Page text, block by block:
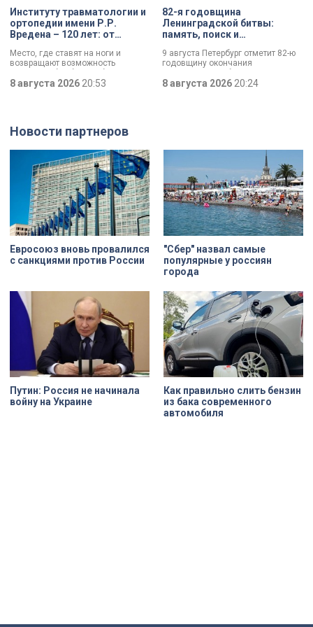
Институту травматологии и
ортопедии имени Р.Р.
Вредена – 120 лет: от
до передового
медицинского центра
Место, где ставят на ноги и
возвращают возможность
двигаться без боли. Юбилей
отмечает Институт травматологии
и ортопедии имени Р.Р. Вредена.
8 августа 2026 20:53
82-я годовщина
Ленинградской битвы:
память, поиск и
9 августа Петербург отметит 82-ю
годовщину окончания
Ленинградской битвы. Это День
воинской славы, который был
официально установлен в апреле
8 августа 2026 20:24
Новости партнеров
Евросоюз вновь провалился
с санкциями против России
"Сбер" назвал самые
популярные у россиян
города
Путин: Россия не начинала
войну на Украине
Как правильно слить бензин
из бака современного
автомобиля